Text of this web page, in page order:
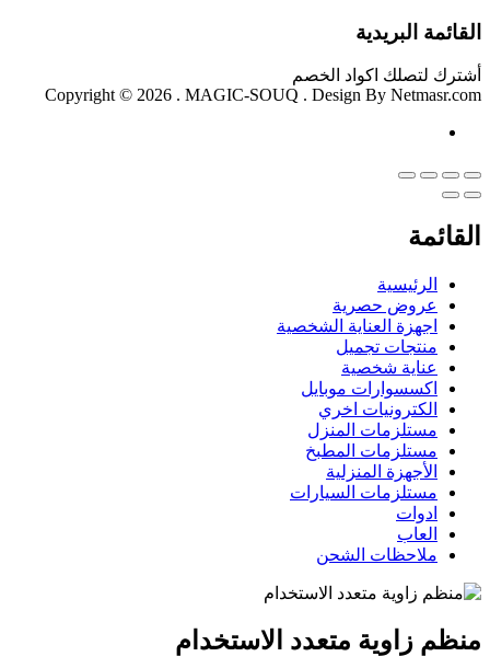
القائمة البريدية
أشترك لتصلك اكواد الخصم
Copyright © 2026 . MAGIC-SOUQ . Design By Netmasr.com
القائمة
الرئيسية
عروض حصرية
اجهزة العناية الشخصية
منتجات تجميل
عناية شخصية
اكسسوارات موبايل
الكترونيات اخري
مستلزمات المنزل
مستلزمات المطبخ
الأجهزة المنزلية
مستلزمات السيارات
ادوات
العاب
ملاحظات الشحن
منظم زاوية متعدد الاستخدام